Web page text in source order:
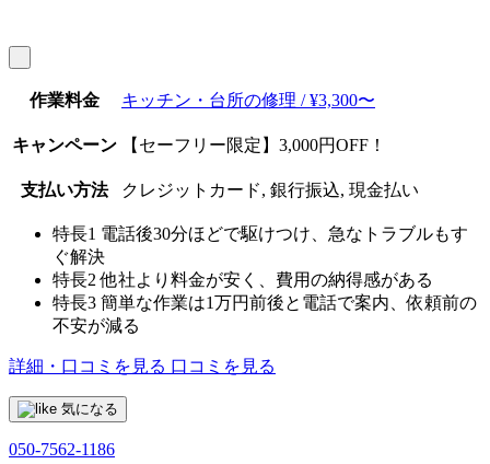
作業料金 キッチン・台所の修理 / ¥3,300〜
キャンペーン 【セーフリー限定】3,000円OFF！
支払い方法 クレジットカード, 銀行振込, 現金払い
特長1 電話後30分ほどで駆けつけ、急なトラブルもす
ぐ解決
特長2 他社より料金が安く、費用の納得感がある
特長3 簡単な作業は1万円前後と電話で案内、依頼前の
不安が減る
詳細・口コミを見る 口コミを見る
気になる
050-7562-1186